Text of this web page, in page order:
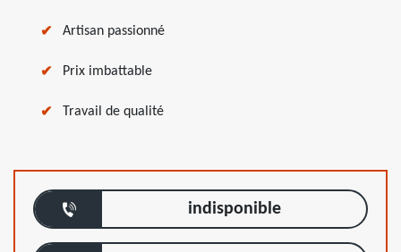
Artisan passionné
Prix imbattable
Travail de qualité
indisponible